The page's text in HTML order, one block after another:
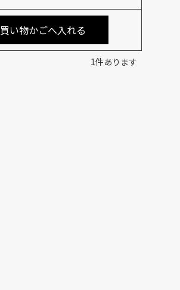
買い物かごへ入れる
1件あります